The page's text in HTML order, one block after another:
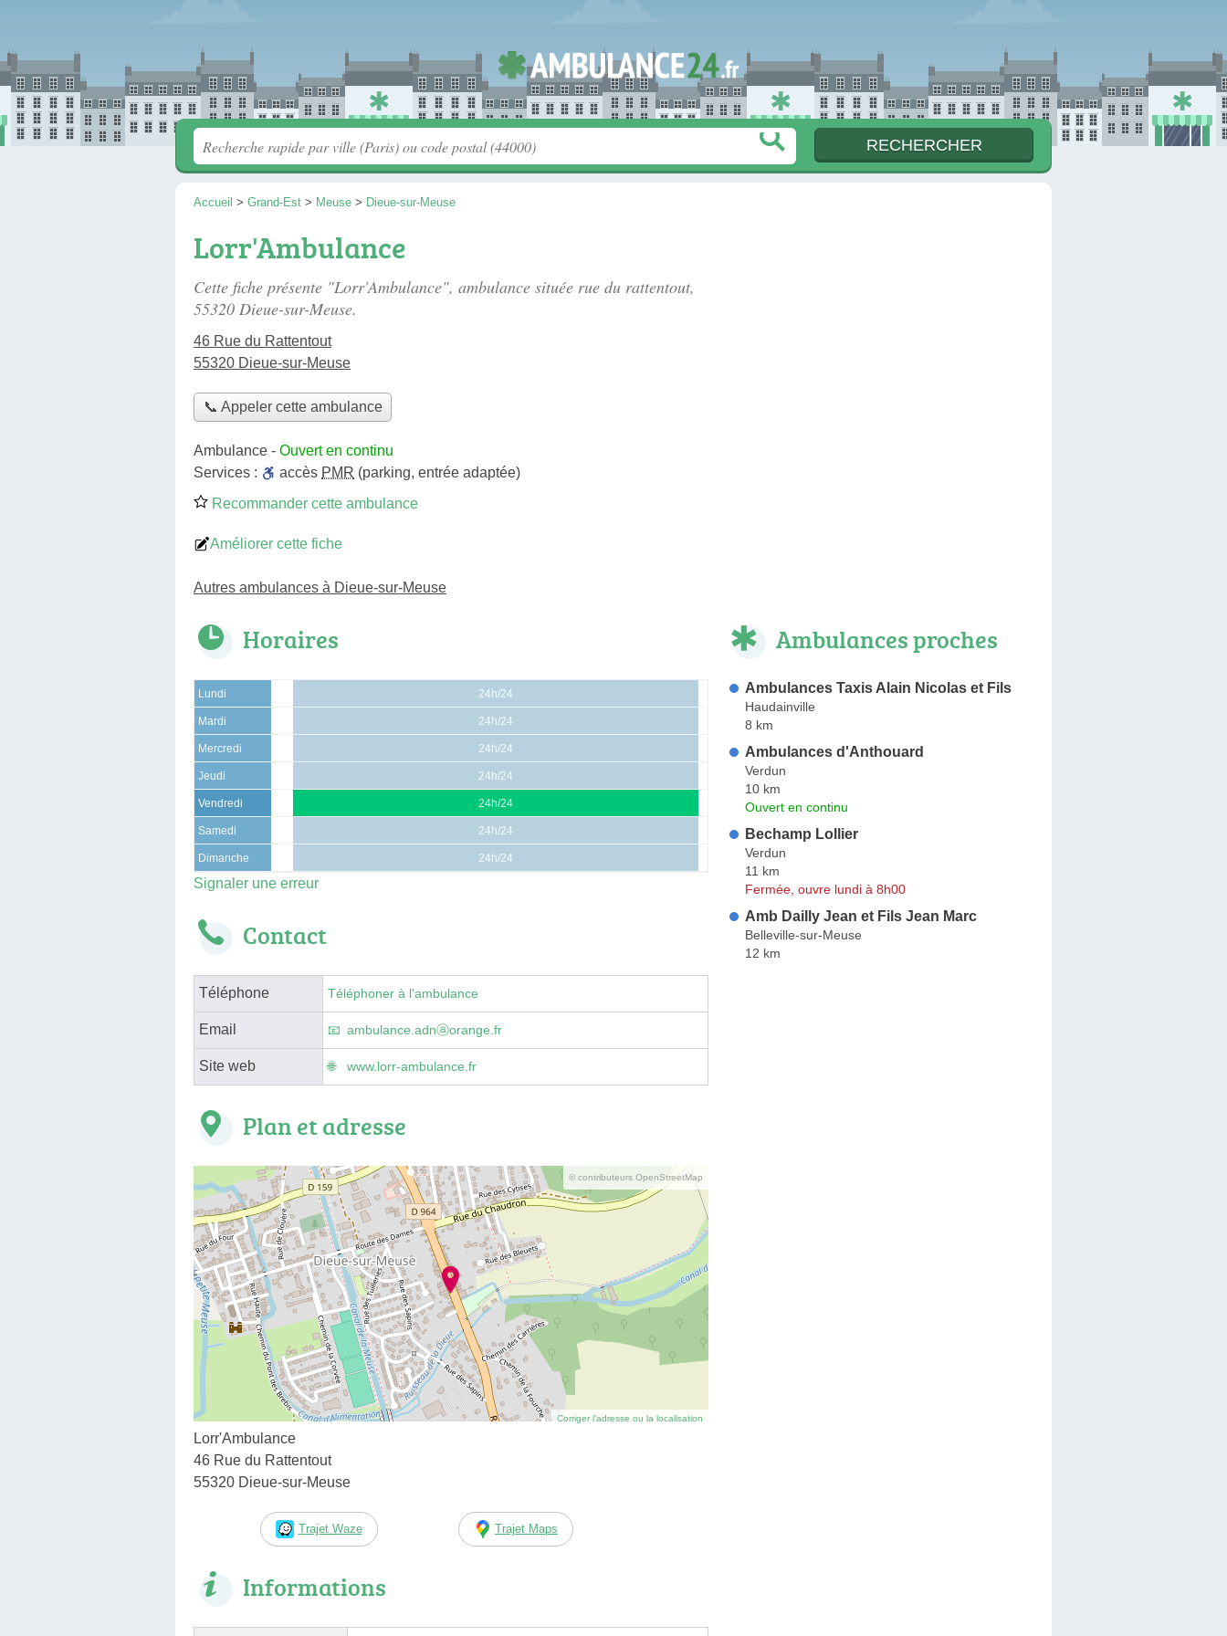
Accueil > Grand-Est > Meuse > Dieue-sur-Meuse
Lorr'Ambulance
Cette fiche présente "Lorr'Ambulance", ambulance située rue du rattentout,
55320 Dieue-sur-Meuse.
46 Rue du Rattentout
55320 Dieue-sur-Meuse
📞 Appeler cette ambulance
Ambulance - Ouvert en continu
Services :
accès PMR (parking, entrée adaptée)
Recommander cette ambulance
Améliorer cette fiche
Autres ambulances à Dieue-sur-Meuse
Horaires
Lundi 24h/24
Mardi 24h/24
Mercredi 24h/24
Jeudi 24h/24
Vendredi 24h/24
Samedi 24h/24
Dimanche 24h/24
Signaler une erreur
Contact
Téléphone Téléphoner à l'ambulance
Email ambulance.adnⓐorange.fr
Site web www.lorr-ambulance.fr
Plan et adresse
© contributeurs OpenStreetMap
Corriger l’adresse ou la localisation
Lorr'Ambulance
46 Rue du Rattentout
55320 Dieue-sur-Meuse
Trajet Waze Trajet Maps
Informations
Ambulances proches
Ambulances Taxis Alain Nicolas et Fils
Haudainville
8 km
Ambulances d'Anthouard
Verdun
10 km
Ouvert en continu
Bechamp Lollier
Verdun
11 km
Fermée, ouvre lundi à 8h00
Amb Dailly Jean et Fils Jean Marc
Belleville-sur-Meuse
12 km